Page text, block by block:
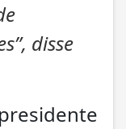
disse